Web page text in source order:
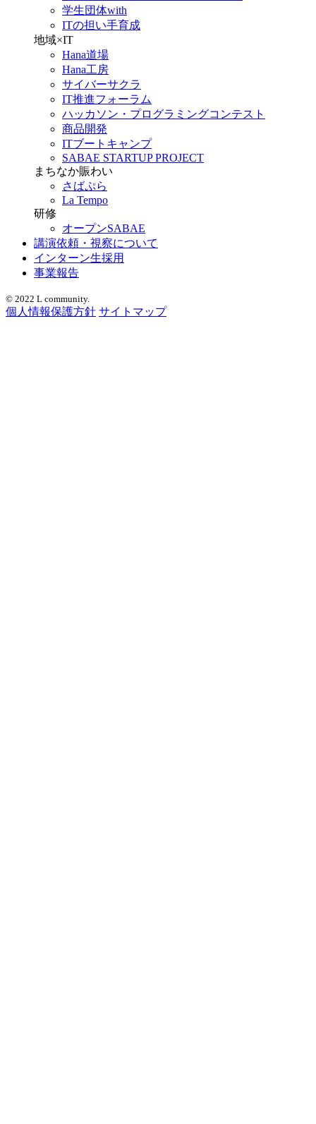
学生団体with
ITの担い手育成
地域×IT
Hana道場
Hana工房
サイバーサクラ
IT推進フォーラム
ハッカソン・プログラミングコンテスト
商品開発
ITブートキャンプ
SABAE STARTUP PROJECT
まちなか賑わい
さばぷら
La Tempo
研修
オープンSABAE
講演依頼・視察について
インターン生採用
事業報告
© 2022 L community.
個人情報保護方針 サイトマップ